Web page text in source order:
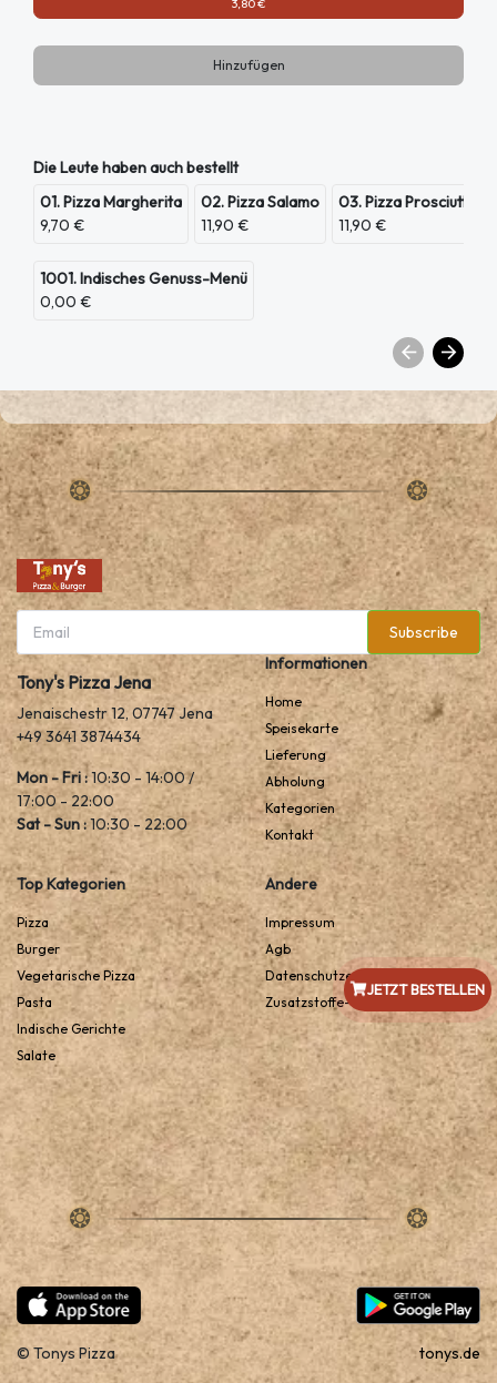
3,80 €
Hinzufügen
Die Leute haben auch bestellt
01. Pizza Margherita
9,70 €
02. Pizza Salamo
11,90 €
03. Pizza Prosciutto
11,90 €
1001. Indisches Genuss-Menü
0,00 €
Subscribe
Tony's Pizza Jena
Jenaischestr 12, 07747 Jena
+49 3641 3874434
Mon - Fri :10:30 - 14:00 /
17:00 - 22:00
Sat - Sun :10:30 - 22:00
Informationen
Home
Speisekarte
Lieferung
Abholung
Kategorien
Kontakt
Top Kategorien
Pizza
Burger
Vegetarische Pizza
Pasta
Indische Gerichte
Salate
Andere
Impressum
Agb
Datenschutzerklarung
Zusatzstoffe-Und-Allergene
JETZT BESTELLEN
© Tonys Pizza tonys.de